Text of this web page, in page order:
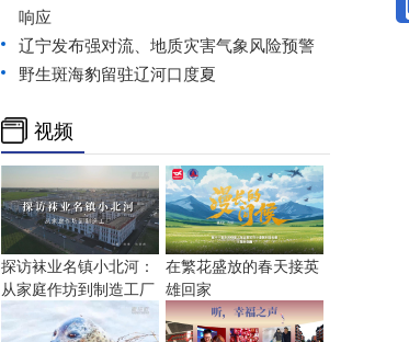
响应
辽宁发布强对流、地质灾害气象风险预警
野生斑海豹留驻辽河口度夏
视频
探访袜业名镇小北河：
从家庭作坊到制造工厂
在繁花盛放的春天接英
雄回家